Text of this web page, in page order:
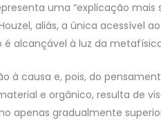
uma “explicação mais
aliás, a única acessível
alcançável à luz da
à causa e, pois, do
e orgânico, resulta de
apenas gradualmente